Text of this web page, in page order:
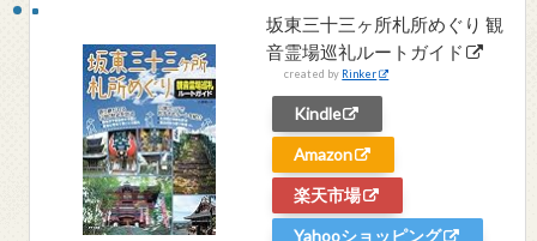
坂東三十三ヶ所札所めぐり 観
音霊場巡礼ルートガイド
created by Rinker
Kindle
Amazon
楽天市場
Yahooショッピング